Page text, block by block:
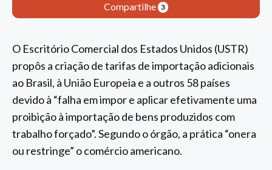
Compartilhe 3
O Escritório Comercial dos Estados Unidos (USTR)
propôs a criação de tarifas de importação adicionais
ao Brasil, à União Europeia e a outros 58 países
devido à “falha em impor e aplicar efetivamente uma
proibição à importação de bens produzidos com
trabalho forçado”. Segundo o órgão, a prática “onera
ou restringe” o comércio americano.